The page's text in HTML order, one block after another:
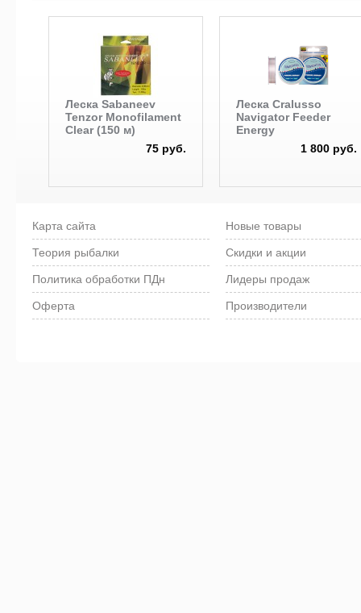
Леска Sabaneev
Tenzor Monofilament
Clear (150 м)
75 руб.
Леска Cralusso
Navigator Feeder
Energy
1 800 руб.
Карта сайта
Теория рыбалки
Политика обработки ПДн
Оферта
Новые товары
Скидки и акции
Лидеры продаж
Производители